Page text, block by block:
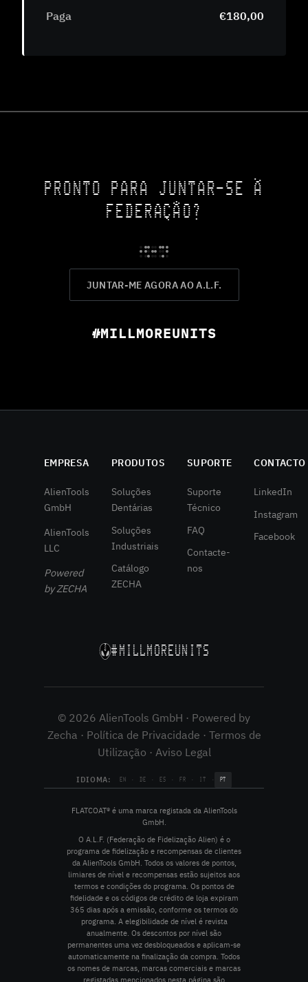
Paga €180,00
PRONTO PARA JUNTAR-SE À
FEDERAÇÃO?
JUNTAR-ME AGORA AO A.L.F.
#MILLMOREUNITS
EMPRESA
AlienTools
GmbH
AlienTools
LLC
Powered
by ZECHA
PRODUTOS
Soluções
Dentárias
Soluções
Industriais
Catálogo
ZECHA
SUPORTE
Suporte
Técnico
FAQ
Contacte-
nos
CONTACTO
LinkedIn
Instagram
Facebook
#MILLMOREUNITS
© 2026 AlienTools GmbH · Powered by
Zecha · Política de Privacidade · Termos de
Utilização · Aviso Legal
IDIOMA: EN · DE · ES · FR · IT · PT
FLATCOAT® é uma marca registada da AlienTools
GmbH.
O A.L.F. (Federação de Fidelização Alien) é o
programa de fidelização e recompensas de clientes
da AlienTools GmbH. Todos os valores de pontos,
limiares de nível e recompensas estão sujeitos aos
termos e condições do programa. Os pontos de
fidelidade e os códigos de crédito de loja expiram
365 dias após a emissão, conforme os termos do
programa. A elegibilidade de nível é revista
anualmente. Os descontos por nível são
permanentes uma vez desbloqueados e aplicam-se
automaticamente na finalização da compra. Todos
os nomes de marcas, marcas comerciais e marcas
registadas mencionados nesta página são